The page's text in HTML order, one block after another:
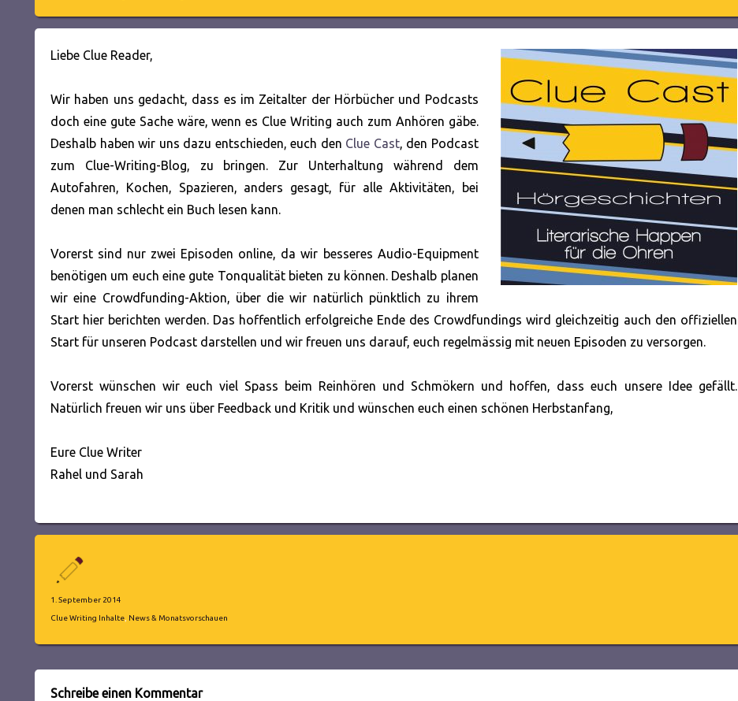
Liebe Clue Reader,
Wir haben uns gedacht, dass es im Zeitalter der Hörbücher und Podcasts
doch eine gute Sache wäre, wenn es Clue Writing auch zum Anhören gäbe.
Deshalb haben wir uns dazu entschieden, euch den Clue Cast, den Podcast
zum Clue-Writing-Blog, zu bringen. Zur Unterhaltung während dem
Autofahren, Kochen, Spazieren, anders gesagt, für alle Aktivitäten, bei
denen man schlecht ein Buch lesen kann.
Vorerst sind nur zwei Episoden online, da wir besseres Audio-Equipment
benötigen um euch eine gute Tonqualität bieten zu können. Deshalb planen
wir eine Crowdfunding-Aktion, über die wir natürlich pünktlich zu ihrem
Start hier berichten werden. Das hoffentlich erfolgreiche Ende des Crowdfundings wird gleichzeitig auch den offiziellen
Start für unseren Podcast darstellen und wir freuen uns darauf, euch regelmässig mit neuen Episoden zu versorgen.
Vorerst wünschen wir euch viel Spass beim Reinhören und Schmökern und hoffen, dass euch unsere Idee gefällt.
Natürlich freuen wir uns über Feedback und Kritik und wünschen euch einen schönen Herbstanfang,
Eure Clue Writer
Rahel und Sarah
Veröffentlicht
am
1. September 2014
Kategorien
Clue Writing Inhalte News & Monatsvorschauen
Schreibe einen Kommentar